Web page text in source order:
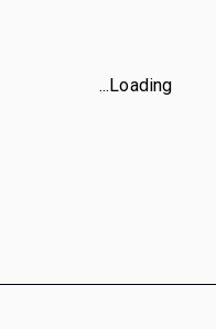
Loading...